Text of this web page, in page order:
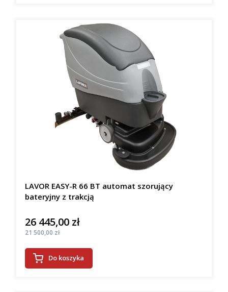
LAVOR EASY-R 66 BT automat szorujący
bateryjny z trakcją
Cena
26 445,00 zł
Cena
21 500,00 zł
Do koszyka